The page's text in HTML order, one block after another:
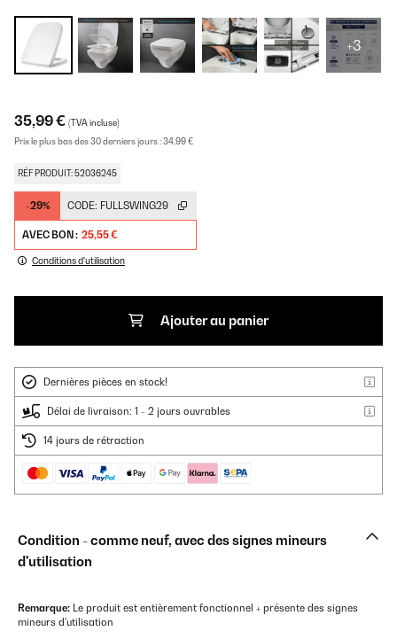
+3
35,99 € (TVA incluse)
Prix le plus bas des 30 derniers jours :34,99 €
RÉF PRODUIT: 52036245
-29% CODE: FULLSWING29
AVEC BON : 25,55 €
Conditions d'utilisation
Ajouter au panier
Dernières pièces en stock!
Délai de livraison: 1 - 2 jours ouvrables
14 jours de rétraction
Condition - comme neuf, avec des signes mineurs
d'utilisation
Remarque: Le produit est entièrement fonctionnel + présente des signes
mineurs d'utilisation